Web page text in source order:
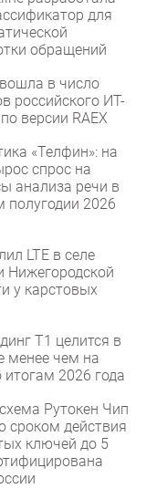
для
обращений
в число
российского ИТ-
версии RAEX
«Телфин»: на
спрос на
анализа речи в
полугодии 2026
LTE в селе
Нижегородской
у карстовых
Т1 целится в
менее чем на
итогам 2026 года
Рутокен Чип
сроком действия
ключей до 5